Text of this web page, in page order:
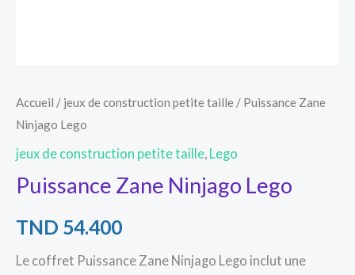
Accueil / jeux de construction petite taille / Puissance Zane
Ninjago Lego
jeux de construction petite taille Lego
Puissance Zane Ninjago Lego
TND 54.400
Le coffret Puissance Zane Ninjago Lego inclut une